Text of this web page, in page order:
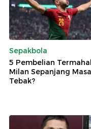
Sepakbola
5 Pembelian
Milan Sepanjang
Tebak?